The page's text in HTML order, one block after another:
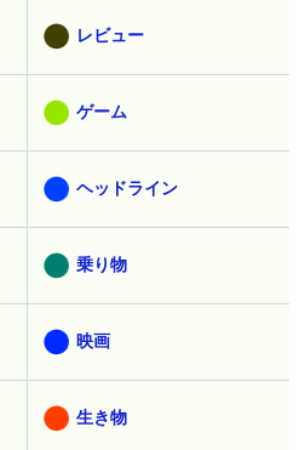
レビュー
ゲーム
ヘッドライン
乗り物
映画
生き物